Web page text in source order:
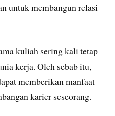
untuk membangun relasi
kuliah sering kali tetap
kerja. Oleh sebab itu,
memberikan manfaat
karier seseorang.